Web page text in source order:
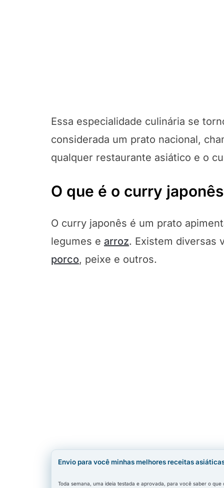
Essa especialidade culinária se
considerada um prato nacional,
qualquer restaurante asiático e o
O que é o curry
O curry japonês é um prato
legumes e arroz. Existem diversas
porco, peixe e outros.
Envio para você minhas melhores receitas
Toda semana, uma ideia testada e aprovada, para você saber o que